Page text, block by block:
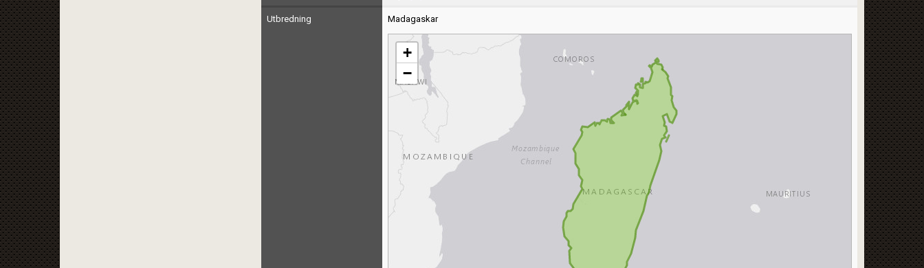
Utbredning Madagaskar
+
−